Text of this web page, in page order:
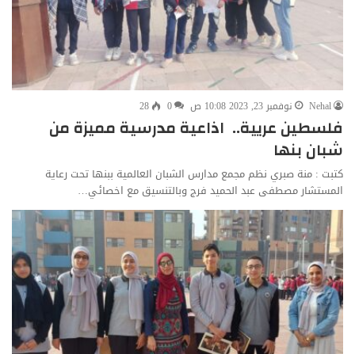
Nehal نوفمبر 23, 2023 10:08 ص 0
28
فلسطين عريية.. اذاعية مدرسية مميزة من
شبان بنها
كتبت : منة صبري نظم مجمع مدارس الشبان العالمية ببنها تحت رعاية
المستشار مصطفى عبد الحميد فرج وبالتنسيق مع اخصائي…